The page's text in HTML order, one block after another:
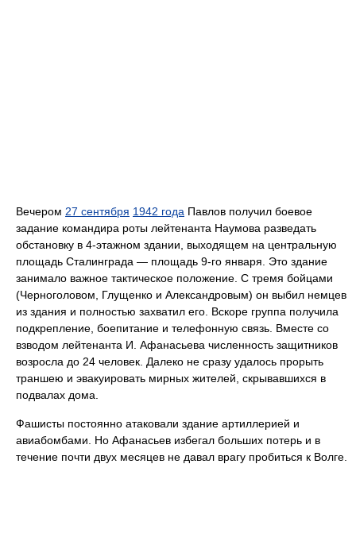
Вечером 27 сентября 1942 года Павлов получил боевое
задание командира роты лейтенанта Наумова разведать
обстановку в 4-этажном здании, выходящем на центральную
площадь Сталинграда — площадь 9-го января. Это здание
занимало важное тактическое положение. С тремя бойцами
(Черноголовом, Глущенко и Александровым) он выбил немцев
из здания и полностью захватил его. Вскоре группа получила
подкрепление, боепитание и телефонную связь. Вместе со
взводом лейтенанта И. Афанасьева численность защитников
возросла до 24 человек. Далеко не сразу удалось прорыть
траншею и эвакуировать мирных жителей, скрывавшихся в
подвалах дома.
Фашисты постоянно атаковали здание артиллерией и
авиабомбами. Но Афанасьев избегал больших потерь и в
течение почти двух месяцев не давал врагу пробиться к Волге.